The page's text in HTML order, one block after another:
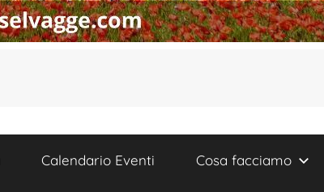
Calendario Eventi Cosa facciamo